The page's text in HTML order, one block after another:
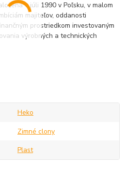
v júli 1990 v Poľsku, v malom
majiteľov, oddanosti
prostriedkom investovaným
výrobných a technických
Heko
Zimné clony
Plast